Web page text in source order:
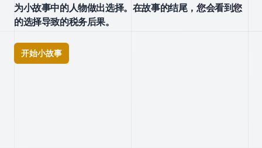
为小故事中的人物做出选择。在故事的结尾，您会看到您
的选择导致的税务后果。
开始小故事